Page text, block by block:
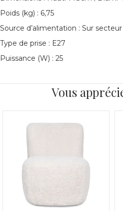
Poids (kg) : 6,75
Source d’alimentation : Sur secteur
Type de prise : E27
Puissance (W) : 25
Vous